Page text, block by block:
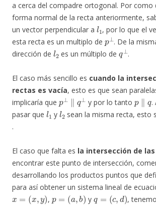
a cerca del compadre ortogonal. Por como
forma normal de la recta anteriormente,
un vector perpendicular a
l1
, por lo que el
esta recta es un multiplo de
p⊥
. De la
dirección de
l2
es un múltiplo de
q⊥
.
El caso más sencillo es cuando la
rectas es vacía, esto es que sean
implicaría que
p⊥∥q⊥
y por lo tanto
p∥q
.
pasar que
l1
y
l2
sean la misma recta, esto
.
El caso que falta es la intersección de
encontrar este punto de intersección,
desarrollando los productos puntos que
para así obtener un sistema lineal de
x=(x ,y)
,
p=( a,b )
y
q= (c,d)
,